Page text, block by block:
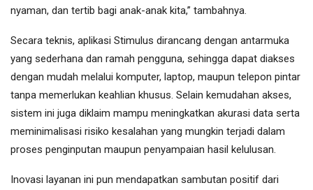
nyaman, dan tertib bagi anak-anak kita,” tambahnya.
Secara teknis, aplikasi Stimulus dirancang dengan antarmuka
yang sederhana dan ramah pengguna, sehingga dapat diakses
dengan mudah melalui komputer, laptop, maupun telepon pintar
tanpa memerlukan keahlian khusus. Selain kemudahan akses,
sistem ini juga diklaim mampu meningkatkan akurasi data serta
meminimalisasi risiko kesalahan yang mungkin terjadi dalam
proses penginputan maupun penyampaian hasil kelulusan.
Inovasi layanan ini pun mendapatkan sambutan positif dari